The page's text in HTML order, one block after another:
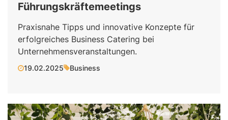
Führungskräftemeetings
Praxisnahe Tipps und innovative Konzepte für
erfolgreiches Business Catering bei
Unternehmensveranstaltungen.
19.02.2025 Business